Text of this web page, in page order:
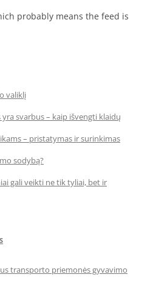
probably means the feed is
valiklį
svarbus – kaip išvengti klaidų
– pristatymas ir surinkimas
sodybą?
gali veikti ne tik tyliai, bet ir
transporto priemonės gyvavimo